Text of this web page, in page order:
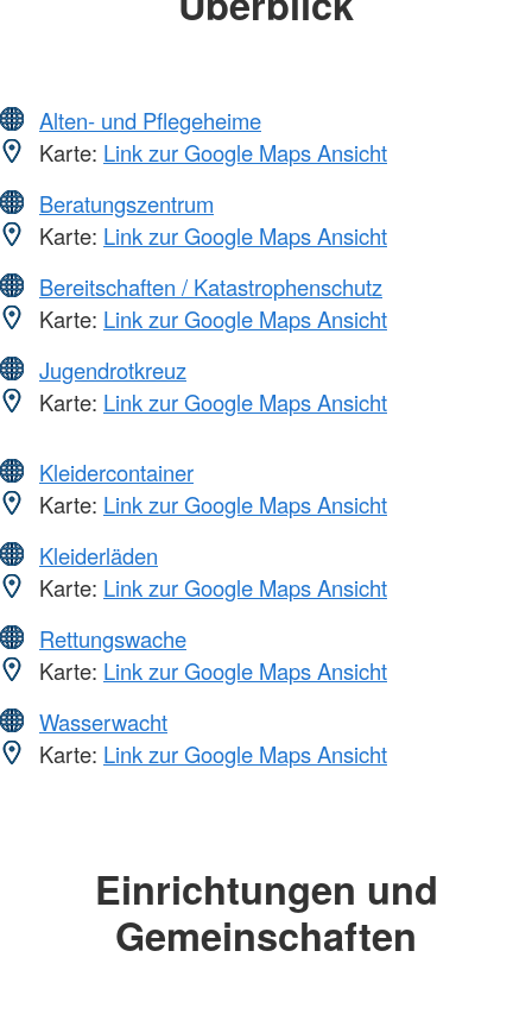
Alten- und Pflegeheime
Karte: Link zur Google Maps Ansicht
Beratungszentrum
Karte: Link zur Google Maps Ansicht
Bereitschaften / Katastrophenschutz
Karte: Link zur Google Maps Ansicht
Jugendrotkreuz
Karte: Link zur Google Maps Ansicht
Kleidercontainer
Karte: Link zur Google Maps Ansicht
Kleiderläden
Karte: Link zur Google Maps Ansicht
Rettungswache
Karte: Link zur Google Maps Ansicht
Wasserwacht
Karte: Link zur Google Maps Ansicht
Einrichtungen und
Gemeinschaften